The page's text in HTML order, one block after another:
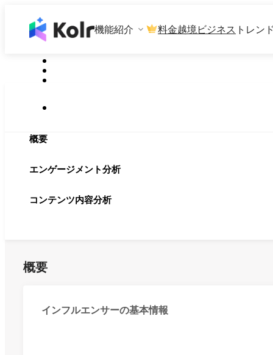
機能紹介 料金越境ビジネス トレン
概要
エンゲージメント分析
コンテンツ内容分析
概要
インフルエンサーの基本情報